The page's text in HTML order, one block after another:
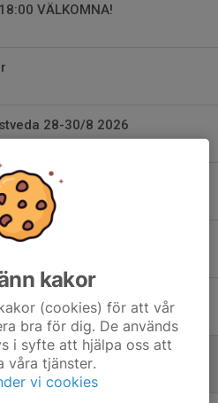
VÄLKOMNA!
28-30/8 2026
2026
2026 till Alma!
2026
kakor
(cookies) för att vår
bra för dig. De används
i syfte att hjälpa oss att
våra tjänster.
vi cookies